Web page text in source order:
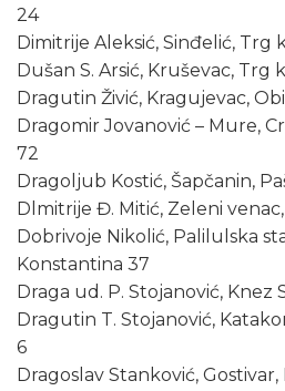
24
Dimitrije Aleksić, Sinđelić, Trg
Dušan S. Arsić, Kruševac, Trg
Dragutin Živić, Kragujevac,
Dragomir Jovanović – Mure,
72
Dragoljub Kostić, Šapčanin,
Dlmitrije Đ. Mitić, Zeleni
Dobrivoje Nikolić, Palilulska
Konstantina 37
Draga ud. P. Stojanović, Knez
Dragutin T. Stojanović,
6
Dragoslav Stanković,